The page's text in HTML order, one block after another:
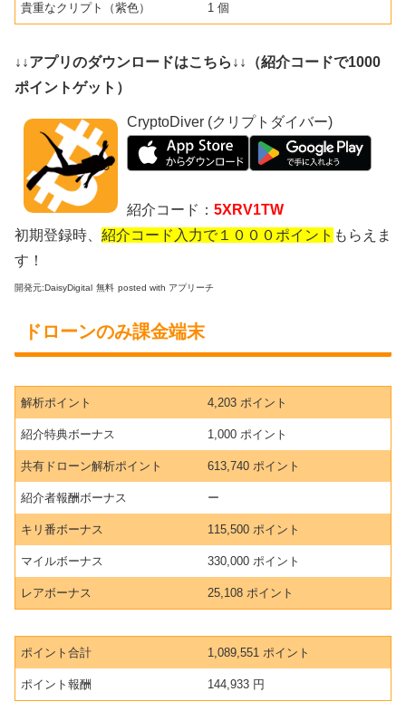
貴重なクリプト（紫色） 1 個
↓↓アプリのダウンロードはこちら↓↓（紹介コードで1000
ポイントゲット）
CryptoDiver (クリプトダイバー)
紹介コード： 5XRV1TW
初期登録時、 紹介コード入力で１０００ポイント もらえま
す！
開発元:DaisyDigital 無料 posted with アプリーチ
ドローンのみ課金端末
解析ポイント 4,203 ポイント
紹介特典ボーナス 1,000 ポイント
共有ドローン解析ポイント 613,740 ポイント
紹介者報酬ボーナス ー
キリ番ボーナス 115,500 ポイント
マイルボーナス 330,000 ポイント
レアボーナス 25,108 ポイント
ポイント合計 1,089,551 ポイント
ポイント報酬 144,933 円